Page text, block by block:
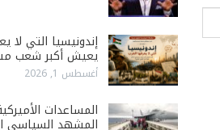
إندونيسيا التي لا
يعيش أكبر شعب
أغسطس 1, 2026
المساعدات
المشهد السياسي